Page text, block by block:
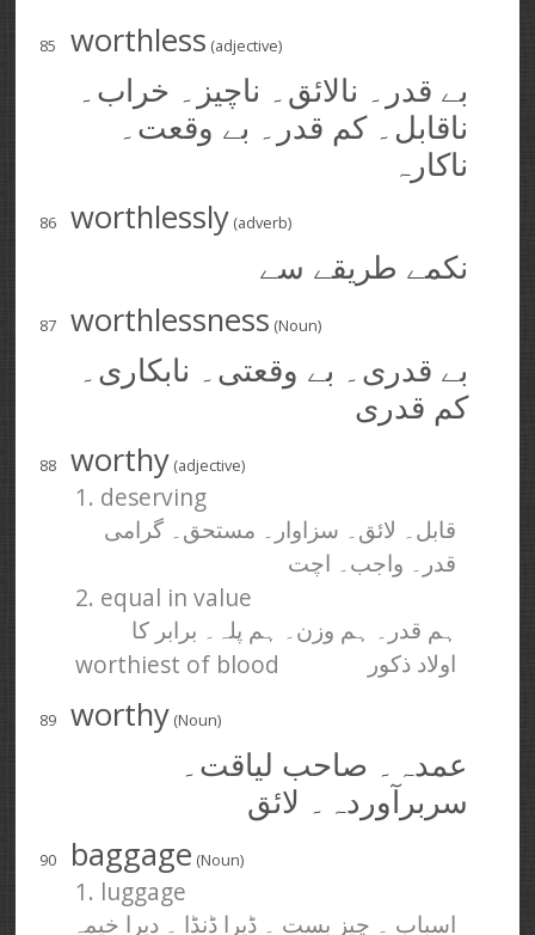
85 worthless (adjective)
بے قدر۔ نالائق۔ ناچیز۔ خراب۔
ناقابل۔ کم قدر۔ بے وقعت۔
ناکارہ
86 worthlessly (adverb)
نکمے طریقے سے
87 worthlessness (Noun)
بے قدری۔ بے وقعتی۔ نابکاری۔
کم قدری
88 worthy (adjective)
1. deserving
قابل۔ لائق۔ سزاوار۔ مستحق۔ گرامی
قدر۔ واجب۔ اچت
2. equal in value
ہم قدر۔ ہم وزن۔ ہم پلہ۔ برابر کا
worthiest of blood اولاد ذکور
89 worthy (Noun)
عمدہ۔ صاحب لیاقت۔
سربرآوردہ۔ لائق
90 baggage (Noun)
1. luggage
اسباب ۔ چیز بست ۔ ڈیرا ڈنڈا ۔ دیرا خیمہ